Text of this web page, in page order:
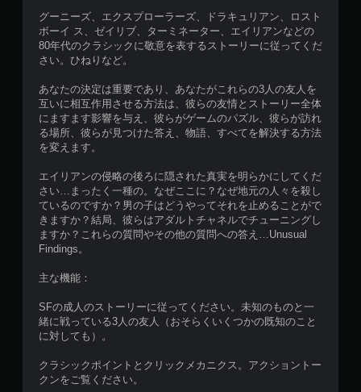
グーニーズ、エクスプローラーズ、ドラキュリアン、ロスト
ボーイ ス、ゼイリブ、ターミネーター、エイリアンなどの
80年代のクラシックに敬意を表するストーリーに従ってくだ
さい。ひねりなど。
あなたの決定は重要であり、あなたがこれらの3人の友人を
互いに相互作用させる方法は、彼らの友情とストーリー全体
にますます影響を与え、彼らがゲームのパズル、彼らが訪れ
る場所、彼らが見つけた答え、物語、すべてを解決する方法
を変えます。
エイリアンの侵略の後ろに隠された真実を明らかにしてくだ
さい…まったく一種の。なぜここに？なぜ地元の人々を殺し
ているのですか？男の子はどうやってそれを止めることがで
きますか？結局、彼らはアダルトチャネルでチューニングし
ますか？これらの質問やその他の質問への答え…Unusual
Findings。
主な機能：
SFの成人のストーリーに従ってください。未知のものと一
緒に戦っている3人の友人（おそらくいくつかの既知のこと
に対しても）。
クラシックポイントとクリックメカニクス。アクショントー
クンをご覧ください。